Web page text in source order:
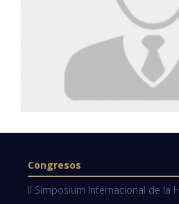
Congresos
II Simposium Internacional de la